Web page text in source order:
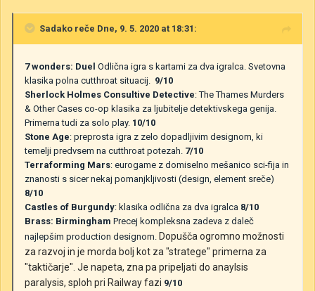
Sadako reče Dne, 9. 5. 2020 at 18:31:
7 wonders: Duel Odlična igra s kartami za dva igralca. Svetovna
klasika polna cutthroat situacij. 9/10
Sherlock Holmes Consultive Detective: The Thames Murders
& Other Cases co-op klasika za ljubitelje detektivskega genija.
Primerna tudi za solo play. 10/10
Stone Age: preprosta igra z zelo dopadljivim designom, ki
temelji predvsem na cutthroat potezah. 7/10
Terraforming Mars: eurogame z domiselno mešanico sci-fija in
znanosti s sicer nekaj pomanjkljivosti (design, element sreče)
8/10
Castles of Burgundy: klasika odlična za dva igralca 8/10
Brass: Birmingham Precej kompleksna zadeva z daleč
najlepšim production designom. Dopušča ogromno možnosti
za razvoj in je morda bolj kot za "stratege" primerna za
"taktičarje". Je napeta, zna pa pripeljati do anaylsis
paralysis, sploh pri Railway fazi 9/10